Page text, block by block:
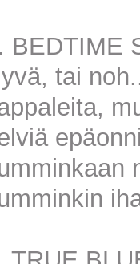
BEDTIME
tai